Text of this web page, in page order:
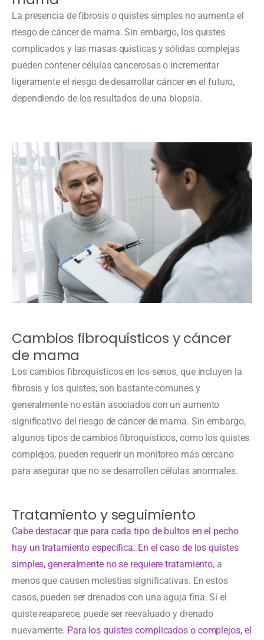
La presencia de fibrosis o quistes simples no aumenta el
riesgo de cáncer de mama. Sin embargo, los quistes
complicados y las masas quísticas y sólidas complejas
pueden contener células cancerosas o incrementar
ligeramente el riesgo de desarrollar cáncer en el futuro,
dependiendo de los resultados de una biopsia.
Cambios fibroquísticos y cáncer
de mama
Los cambios fibroquísticos en los senos, que incluyen la
fibrosis y los quistes, son bastante comunes y
generalmente no están asociados con un aumento
significativo del riesgo de cáncer de mama. Sin embargo,
algunos tipos de cambios fibroquísticos, como los quistes
complejos, pueden requerir un monitoreo más cercano
para asegurar que no se desarrollen células anormales.
Tratamiento y seguimiento
Cabe destacar que para cada tipo de bultos en el pecho
hay un tratamiento específica. En el caso de los quistes
simples, generalmente no se requiere tratamiento, a
menos que causen molestias significativas. En estos
casos, pueden ser drenados con una aguja fina. Si el
quiste reaparece, puede ser reevaluado y drenado
nuevamente. Para los quistes complicados o complejos, el